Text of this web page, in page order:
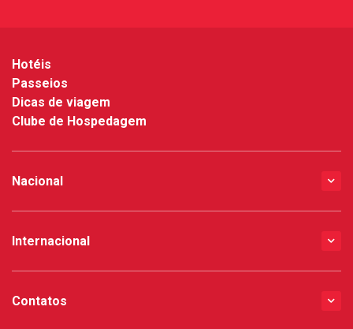
Hotéis
Passeios
Dicas de viagem
Clube de Hospedagem
Nacional
Internacional
Contatos